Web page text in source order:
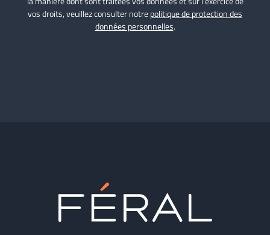
vos droits, veuillez consulter notrepolitique de protection des
données personnelles.